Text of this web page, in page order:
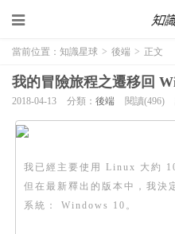
當前位置： 知識星球 > 後端 > 正文
我的冒險旅程之遷移回
2018-04-13 分類： 後端 閱讀(496)
我已經主要使用 Linux 大約
但在最新釋出的版本中，我決
系統： Windows 10。